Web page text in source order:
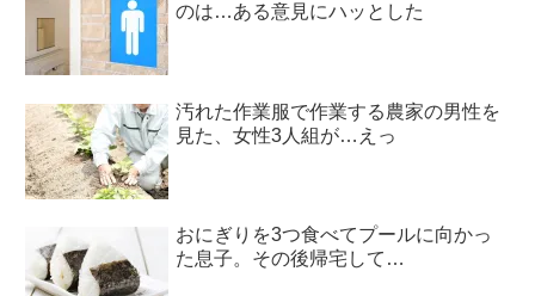
のは…ある意見にハッとした
汚れた作業服で作業する農家の男性を
見た、女性3人組が…えっ
おにぎりを3つ食べてプールに向かっ
た息子。その後帰宅して…